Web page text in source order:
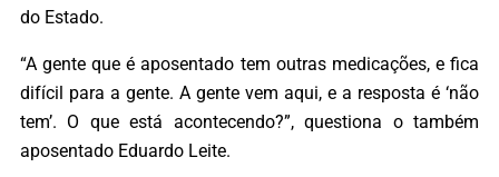
do Estado.
“A gente que é aposentado tem outras medicações, e fica
difícil para a gente. A gente vem aqui, e a resposta é ‘não
tem’. O que está acontecendo?”, questiona o também
aposentado Eduardo Leite.